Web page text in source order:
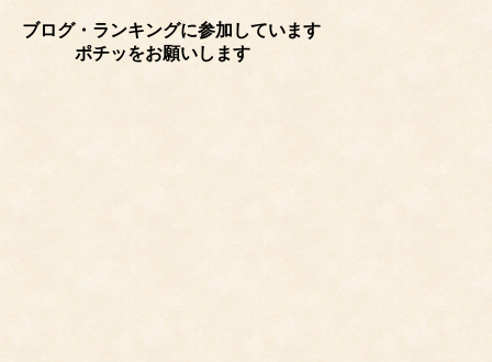
ブログ・ランキングに参加しています
ポチッをお願いします